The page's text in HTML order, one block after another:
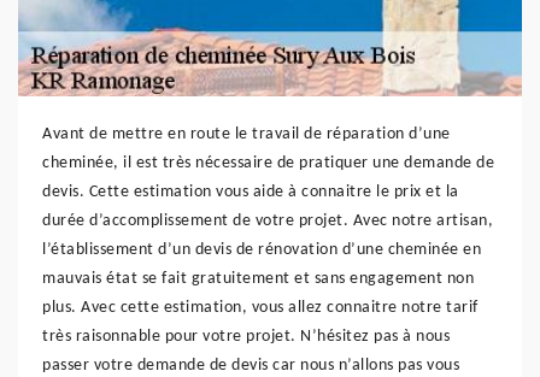
Avant de mettre en route le travail de réparation d’une
cheminée, il est très nécessaire de pratiquer une demande de
devis. Cette estimation vous aide à connaitre le prix et la
durée d’accomplissement de votre projet. Avec notre artisan,
l’établissement d’un devis de rénovation d’une cheminée en
mauvais état se fait gratuitement et sans engagement non
plus. Avec cette estimation, vous allez connaitre notre tarif
très raisonnable pour votre projet. N’hésitez pas à nous
passer votre demande de devis car nous n’allons pas vous